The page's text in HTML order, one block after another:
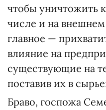
чтобы уничтожить
числе и на
главное —
влияние на
существующие на
поставив их в
Браво, госпожа